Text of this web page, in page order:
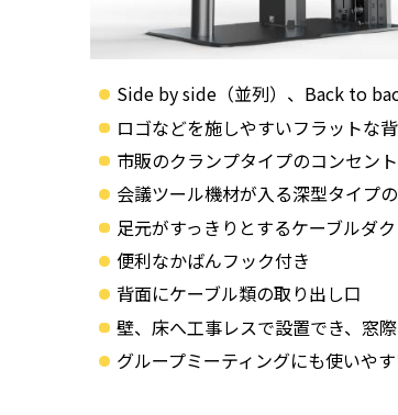
Side by side（並列）、Back to
ロゴなどを施しやすいフラットな
市販のクランプタイプのコンセン
会議ツール機材が入る深型タイプ
足元がすっきりとするケーブルダ
便利なかばんフック付き
背面にケーブル類の取り出し口
壁、床へ工事レスで設置でき、窓
グループミーティングにも使いや